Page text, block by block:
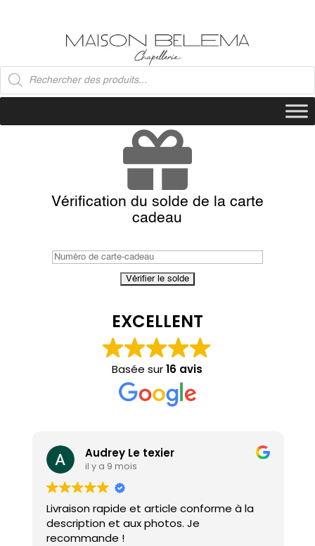
Recherche
de
produits
Vérification du solde de la carte
cadeau
EXCELLENT
Basée sur16 avis
Audrey Le texier
il y a 9 mois
Livraison rapide et article conforme à la
description et aux photos. Je
recommande !